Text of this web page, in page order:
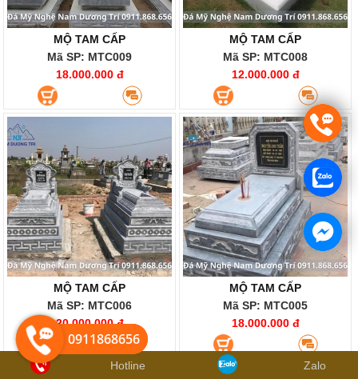
MỘ TAM CẤP
Mã SP: MTC009
18.000.000 đ
MỘ TAM CẤP
Mã SP: MTC008
12.000.000 đ
MỘ TAM CẤP
Mã SP: MTC006
20.000.000 đ
MỘ TAM CẤP
Mã SP: MTC005
18.000.000 đ
0911868656
0911868656
Hotline Zalo